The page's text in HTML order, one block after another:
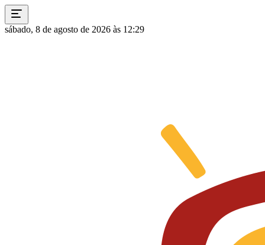
sábado, 8 de agosto de 2026 às 12:29